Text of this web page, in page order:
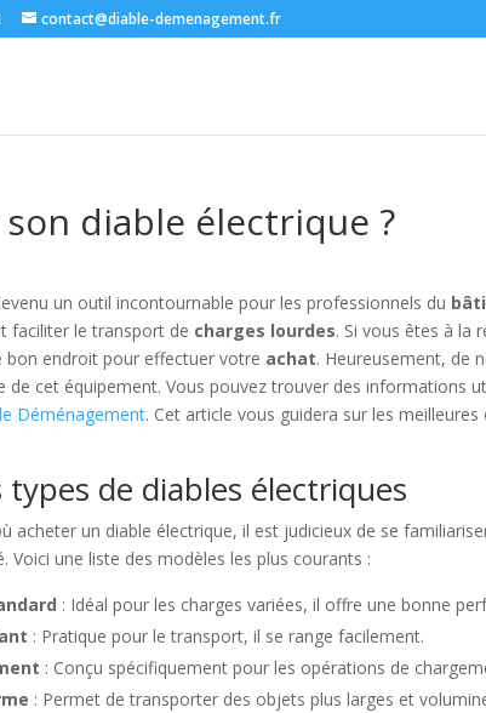
contact@diable-demenagement.fr
diable électrique ?
un outil incontournable pour les professionnels du
faciliter le transport de charges lourdes. Si vous êtes à la
bon endroit pour effectuer votre achat. Heureusement, de
de cet équipement. Vous pouvez trouver des informations
Déménagement. Cet article vous guidera sur les
de diables électriques
acheter un diable électrique, il est judicieux de se
Voici une liste des modèles les plus courants :
: Idéal pour les charges variées, il offre une bonne
: Pratique pour le transport, il se range facilement.
: Conçu spécifiquement pour les opérations de
: Permet de transporter des objets plus larges et